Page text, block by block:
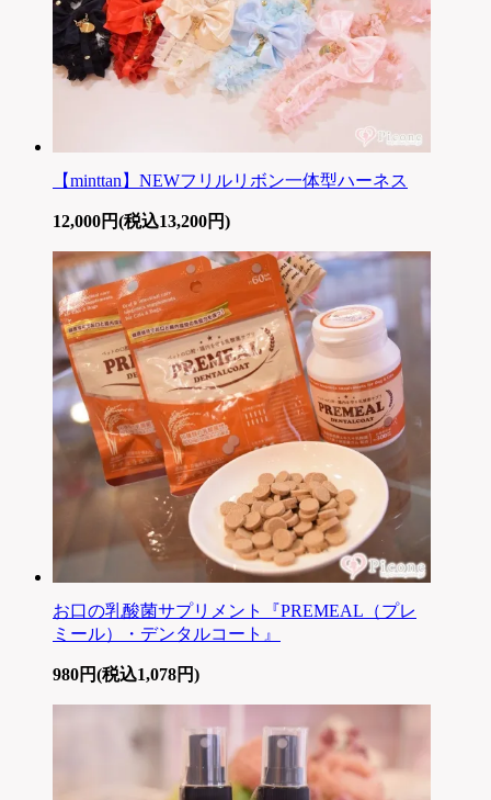
【minttan】NEWフリルリボン一体型ハーネス
12,000円(税込13,200円)
お口の乳酸菌サプリメント『PREMEAL（プレ
ミール）・デンタルコート』
980円(税込1,078円)